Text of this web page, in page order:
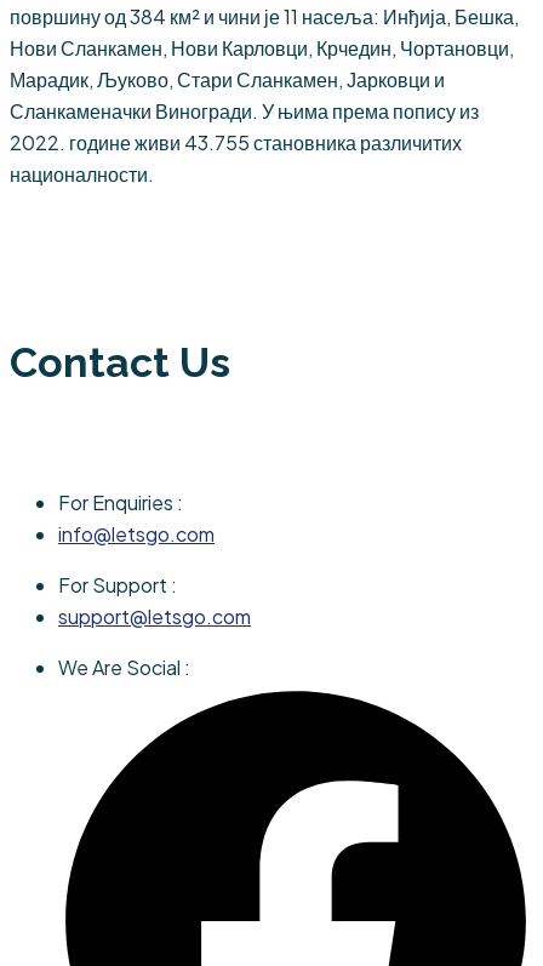
површину од 384 км² и чини је 11 насеља: Инђија, Бешка,
Нови Сланкамен, Нови Карловци, Крчедин, Чортановци,
Марадик, Љуково, Стари Сланкамен, Јарковци и
Сланкаменачки Виногради. У њима према попису из
2022. године живи 43.755 становника различитих
националности.
Contact Us
For Enquiries :
info@letsgo.com
For Support :
support@letsgo.com
We Are Social :